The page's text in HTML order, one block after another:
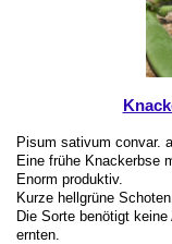
Pisum sativum convar.
Eine frühe Knackerbse
Enorm produktiv.
Kurze hellgrüne
Die Sorte benötigt
ernten.